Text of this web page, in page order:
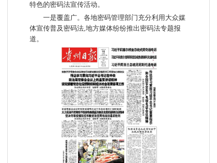
特色的密码法宣传活动。
一是覆盖广。各地密码管理部门充分利用大众媒
体宣传普及密码法,地方媒体纷纷推出密码法专题报
道。